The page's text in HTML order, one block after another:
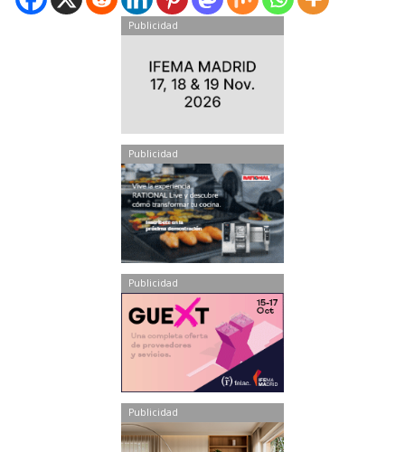
Publicidad
Publicidad
Publicidad
Publicidad